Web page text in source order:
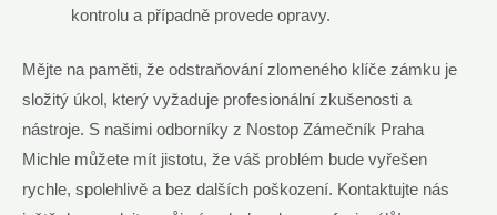
kontrolu a⁢ případně⁤ provede opravy.
Mějte na paměti,‌ že odstraňování zlomeného klíče zámku je
složitý úkol, který vyžaduje‌ profesionální zkušenosti a
nástroje. S našimi odborníky z⁤ Nostop⁢ Zámečník Praha‌
Michle můžete mít⁤ jistotu, ⁢že‍ váš⁣ problém bude vyřešen​
rychle,⁣ spolehlivě a ⁢bez dalších poškození.‍ Kontaktujte nás